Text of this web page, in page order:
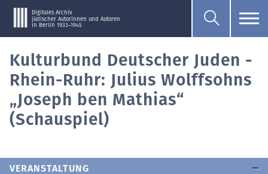
Digitales Archiv
jüdischer Autorinnen und Autoren
in Berlin 1933–1945
Kulturbund Deutscher Juden -
Rhein-Ruhr: Julius Wolffsohns
„Joseph ben Mathias“
(Schauspiel)
VERANSTALTUNG